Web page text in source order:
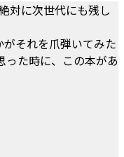
対に次世代にも残し
それを爪弾いてみた
た時に、この本があ